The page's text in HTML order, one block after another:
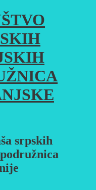
srpskih